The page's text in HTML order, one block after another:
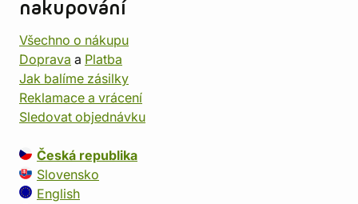
nakupování
Všechno o nákupu
Doprava a Platba
Jak balíme zásilky
Reklamace a vrácení
Sledovat objednávku
Česká republika
Slovensko
English